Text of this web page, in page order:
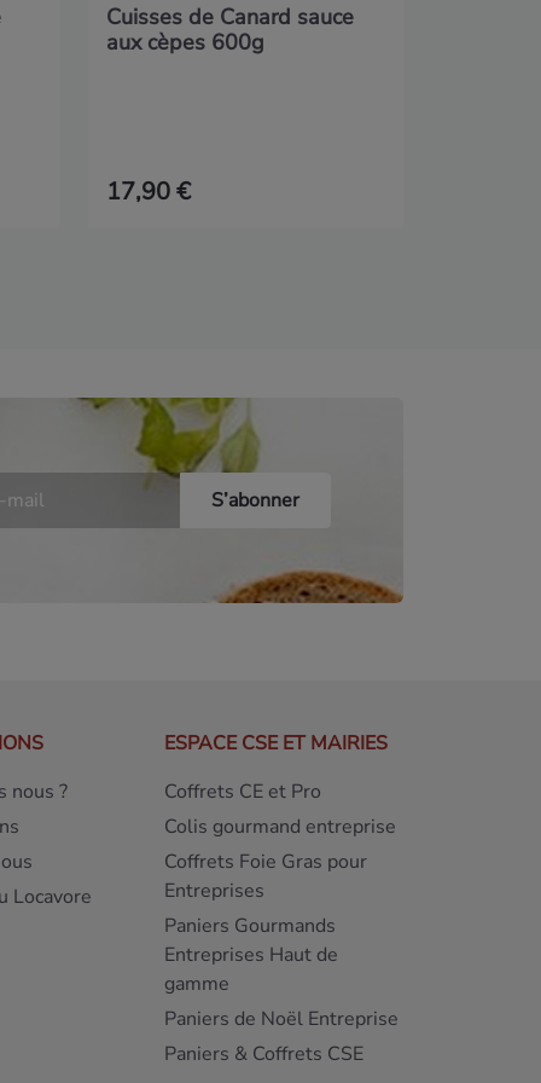
Cuisses de Canard sauce
aux cèpes 600g
17,90 €
nous ?
Locavore
ESPACE CSE ET MAIRIES
Coffrets CE et Pro
Colis gourmand entreprise
Coffrets Foie Gras pour
Entreprises
Paniers Gourmands
Entreprises Haut de
gamme
Paniers de Noël Entreprise
Paniers & Coffrets CSE